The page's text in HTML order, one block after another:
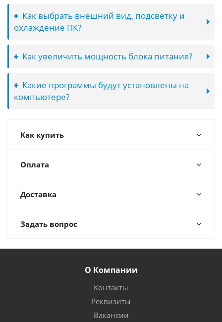
Как выбрать внешний вид, подсветку и
охлаждение ПК?
Как увеличить мощность блока питания?
Какие программы будут установлены на
компьютере?
Как купить
Оплата
Доставка
Задать вопрос
О Компании
Контакты
Реквизиты
Вакансии